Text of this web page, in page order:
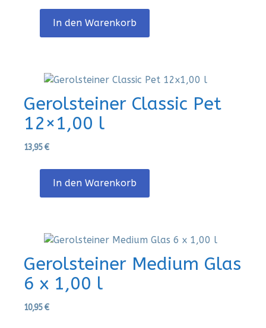
In den Warenkorb
Gerolsteiner Classic Pet
12×1,00 l
13,95€
In den Warenkorb
Gerolsteiner Medium Glas
6 x 1,00 l
10,95€